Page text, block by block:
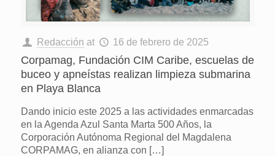
Redacción at 16 de febrero de 2025
Corpamag, Fundación CIM Caribe, escuelas de
buceo y apneístas realizan limpieza submarina
en Playa Blanca
Dando inicio este 2025 a las actividades enmarcadas
en la Agenda Azul Santa Marta 500 Años, la
Corporación Autónoma Regional del Magdalena
CORPAMAG, en alianza con […]